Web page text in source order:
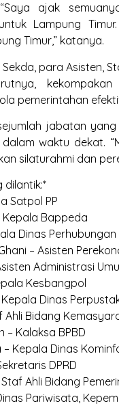
ajak
Lampung
Timur,” katanya.
para Asisten,
pemerintahan
jabatan
waktu dekat.
silaturahmi dan
Satpol PP
Kepala Bappeda
Dinas Perhubungan
– Asisten
Administrasi
Kesbangpol
Dinas
Ahli Bidang
– Kalaksa BPBD
Kepala Dinas
DPRD
Staf Ahli Bidang
Pariwisata,